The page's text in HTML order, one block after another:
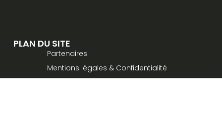
PLAN DU SITE
Partenaires
Mentions légales & Confidentialité